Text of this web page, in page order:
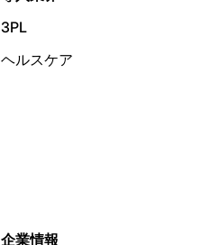
3PL
ヘルスケア
企業情報